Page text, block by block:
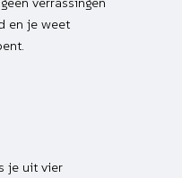
en je weet
je uit vier